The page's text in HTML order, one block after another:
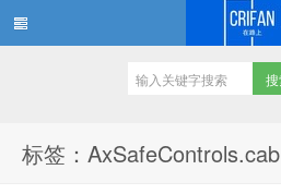
标签：AxSafeControls.cab